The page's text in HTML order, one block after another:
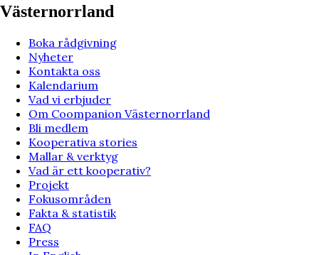
Västernorrland
Boka rådgivning
Nyheter
Kontakta oss
Kalendarium
Vad vi erbjuder
Om Coompanion Västernorrland
Bli medlem
Kooperativa stories
Mallar & verktyg
Vad är ett kooperativ?
Projekt
Fokusområden
Fakta & statistik
FAQ
Press